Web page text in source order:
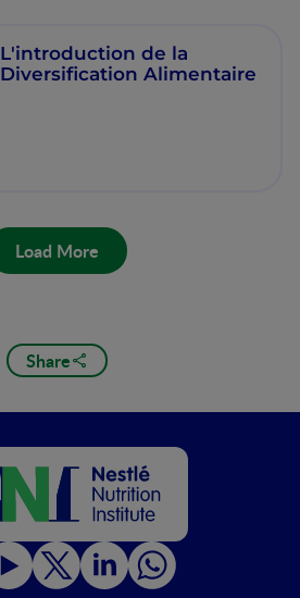
L'introduction de la
Diversification Alimentaire
Load More
Share